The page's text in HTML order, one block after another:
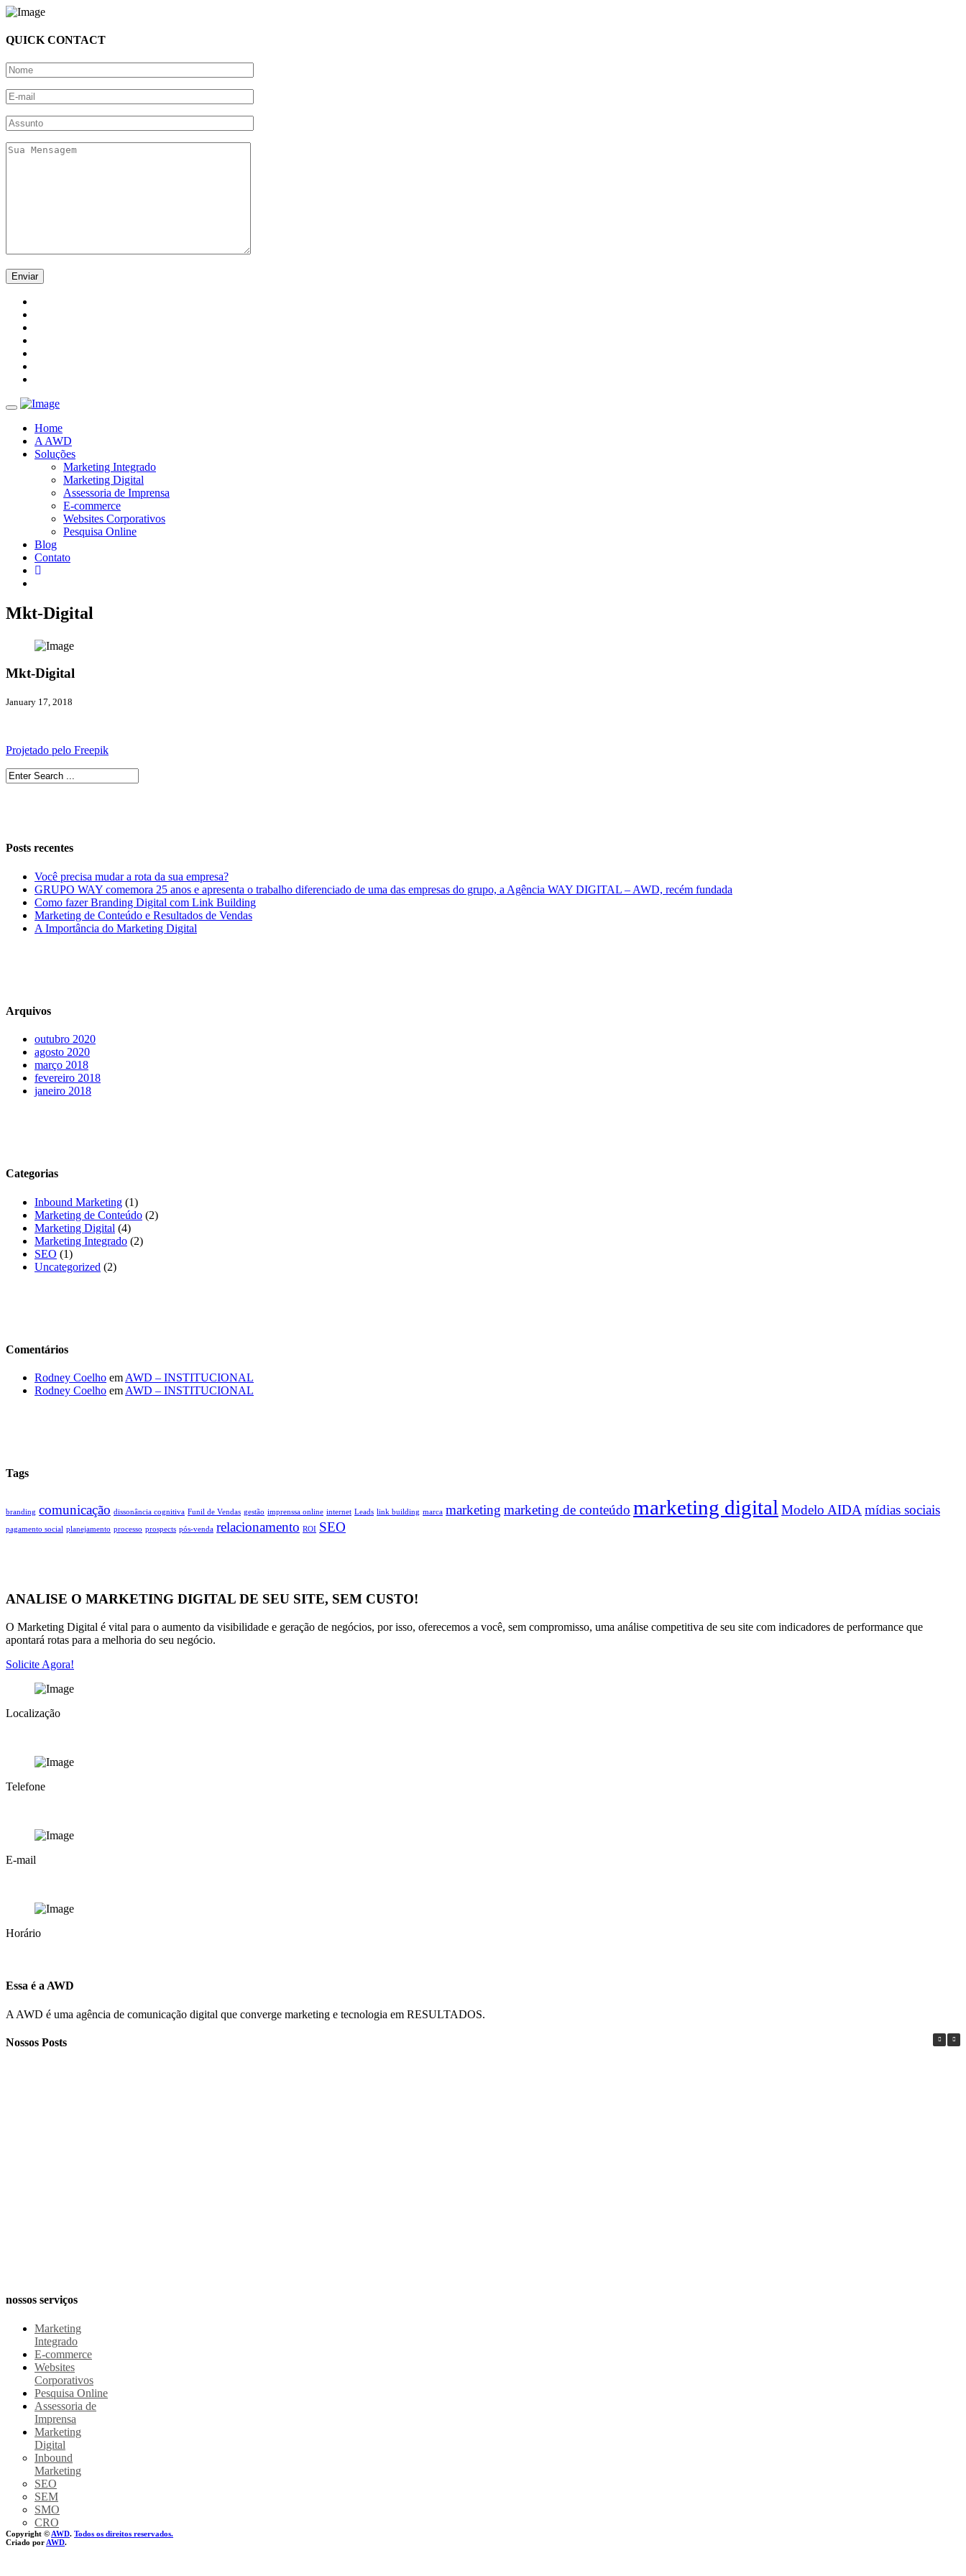
QUICK CONTACT
Toggle navigation
Home
A AWD
Soluções
Marketing Integrado
Marketing Digital
Assessoria de Imprensa
E-commerce
Websites Corporativos
Pesquisa Online
Blog
Contato
Mkt-Digital
Mkt-Digital
January 17, 2018
Projetado pelo Freepik
Posts recentes
Você precisa mudar a rota da sua empresa?
GRUPO WAY comemora 25 anos e apresenta o trabalho diferenciado de uma das empresas do grupo, a Agência WAY DIGITAL – AWD, recém fundada
Como fazer Branding Digital com Link Building
Marketing de Conteúdo e Resultados de Vendas
A Importância do Marketing Digital
Arquivos
outubro 2020
agosto 2020
março 2018
fevereiro 2018
janeiro 2018
Categorias
Inbound Marketing (1)
Marketing de Conteúdo (2)
Marketing Digital (4)
Marketing Integrado (2)
SEO (1)
Uncategorized (2)
Comentários
Rodney Coelho em AWD – INSTITUCIONAL
Rodney Coelho em AWD – INSTITUCIONAL
Tags
branding comunicação dissonância cognitiva Funil de Vendas gestão imprenssa online internet Leads link building marca marketing marketing de conteúdo marketing digital Modelo AIDA mídias sociais
pagamento social planejamento processo prospects pós-venda relacionamento ROI SEO
ANALISE O MARKETING DIGITAL DE SEU SITE, SEM CUSTO!
O Marketing Digital é vital para o aumento da visibilidade e geração de negócios, por isso, oferecemos a você, sem compromisso, uma análise competitiva de seu site com indicadores de performance que
apontará rotas para a melhoria do seu negócio.
Solicite Agora!
Localização
Telefone
E-mail
Horário
Essa é a AWD
A AWD é uma agência de comunicação digital que converge marketing e tecnologia em RESULTADOS.
Nossos Posts
nossos serviços
Marketing
Integrado
E-commerce
Websites
Corporativos
Pesquisa Online
Assessoria de
Imprensa
Marketing
Digital
Inbound
Marketing
SEO
SEM
SMO
CRO
Copyright © AWD. Todos os direitos reservados.
Criado por AWD.